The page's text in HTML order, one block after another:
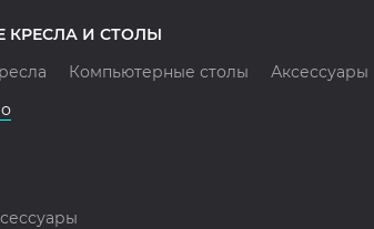
КРЕСЛА И СТОЛЫ
Компьютерные столы Аксессуары